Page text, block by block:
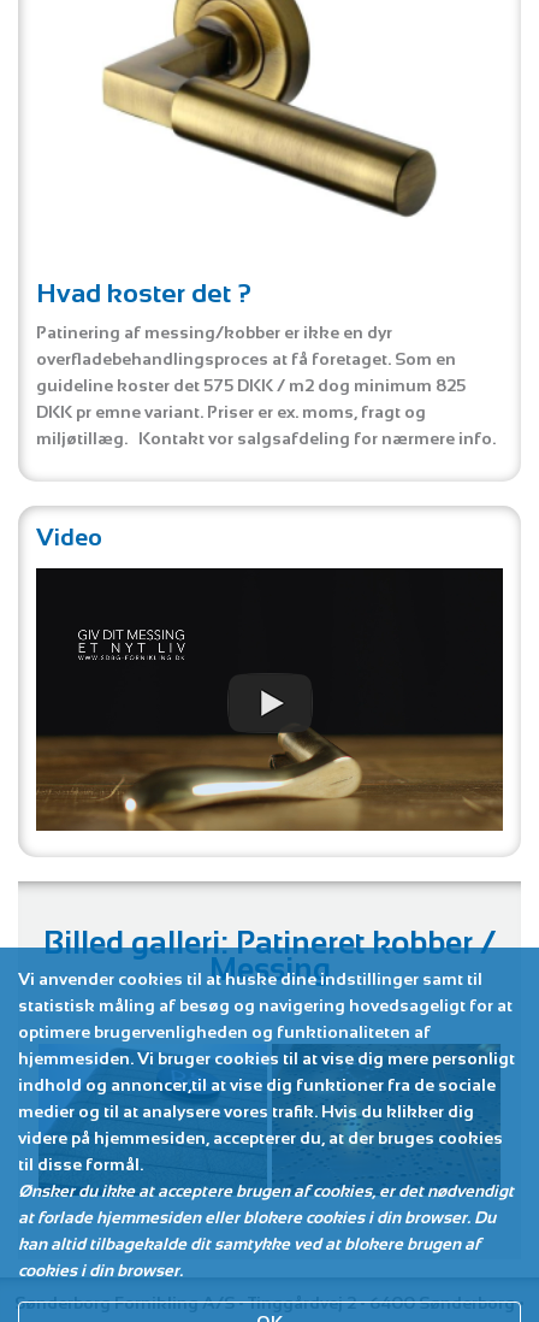
Hvad koster det ?
Patinering af messing/kobber er ikke en dyr
overfladebehandlingsproces at få foretaget. Som en
guideline koster det 575 DKK / m2 dog minimum 825
DKK pr emne variant. Priser er ex. moms, fragt og
miljøtillæg. Kontakt vor salgsafdeling for nærmere info.
Video
Billed galleri: Patineret kobber /
Messing
Sønderborg Fornikling A/S • Tinggårdvej 2 • 6400 Sønderborg •
Vi anvender cookies til at huske dine indstillinger samt til
statistisk måling af besøg og navigering hovedsageligt for at
optimere brugervenligheden og funktionaliteten af
hjemmesiden. Vi bruger cookies til at vise dig mere personligt
indhold og annoncer,til at vise dig funktioner fra de sociale
medier og til at analysere vores trafik. Hvis du klikker dig
videre på hjemmesiden, accepterer du, at der bruges cookies
til disse formål.
Ønsker du ikke at acceptere brugen af cookies, er det nødvendigt
at forlade hjemmesiden eller blokere cookies i din browser. Du
kan altid tilbagekalde dit samtykke ved at blokere brugen af
cookies i din browser.